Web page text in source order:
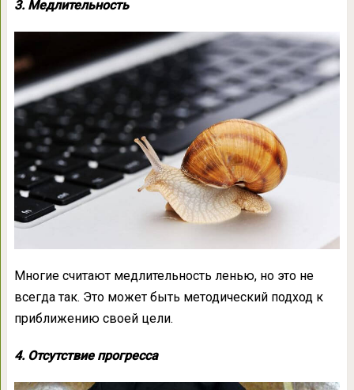
3. Медлительность
Многие считают медлительность ленью, но это не
всегда так. Это может быть методический подход к
приближению своей цели.
4. Отсутствие прогресса